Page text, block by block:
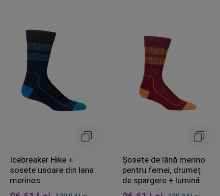
Icebreaker Hike +
sosete usoare din lana
merinos
Șosete de lână merino
pentru femei, drumeț
de spargere + lumină